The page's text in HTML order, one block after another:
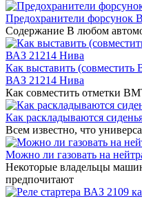
Предохранители форсунок
Содержание В любом
Как выставить
ВАЗ 21214 Нива
Как совместить отметки
Как раскладываются
Всем известно, что
Можно ли газовать на
Некоторые владельцы
предпочитают